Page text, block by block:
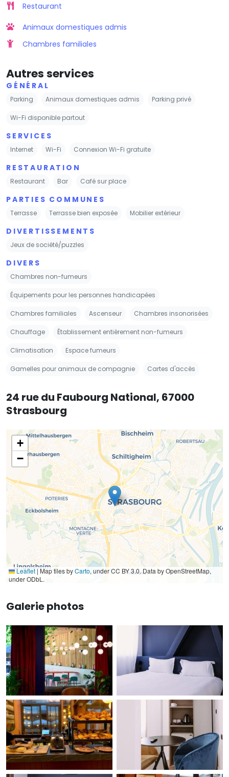
Restaurant
Animaux domestiques admis
Chambres familiales
Autres services
GÉNÉRAL
Parking Animaux domestiques admis Parking privé
Wi-Fi disponible partout
SERVICES
Internet Wi-Fi Connexion Wi-Fi gratuite
RESTAURATION
Restaurant Bar Café sur place
PARTIES COMMUNES
Terrasse Terrasse bien exposée Mobilier extérieur
DIVERTISSEMENTS
Jeux de société/puzzles
DIVERS
Chambres non-fumeurs
Équipements pour les personnes handicapées
Chambres familiales Ascenseur Chambres insonorisées
Chauffage Établissement entièrement non-fumeurs
Climatisation Espace fumeurs
Gamelles pour animaux de compagnie Cartes d'accès
24 rue du Faubourg National, 67000
Strasbourg
+
−
Leaflet |Map tiles byCarto, under CC BY 3.0. Data by OpenStreetMap,
under ODbL.
Galerie photos